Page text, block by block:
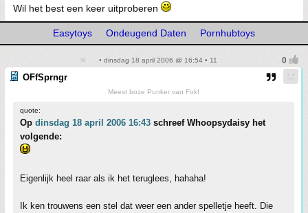
Wil het best een keer uitproberen
Easytoys Ondeugend Daten Pornhubtoys
• dinsdag 18 april 2006 @ 16:54 • 11
OFfSprngr
Meest boze Punker van Fok!
quote:
Op dinsdag 18 april 2006 16:43 schreef Whoopsydaisy het
volgende:
Eigenlijk heel raar als ik het teruglees, hahaha!
Ik ken trouwens een stel dat weer een ander spelletje heeft. Die